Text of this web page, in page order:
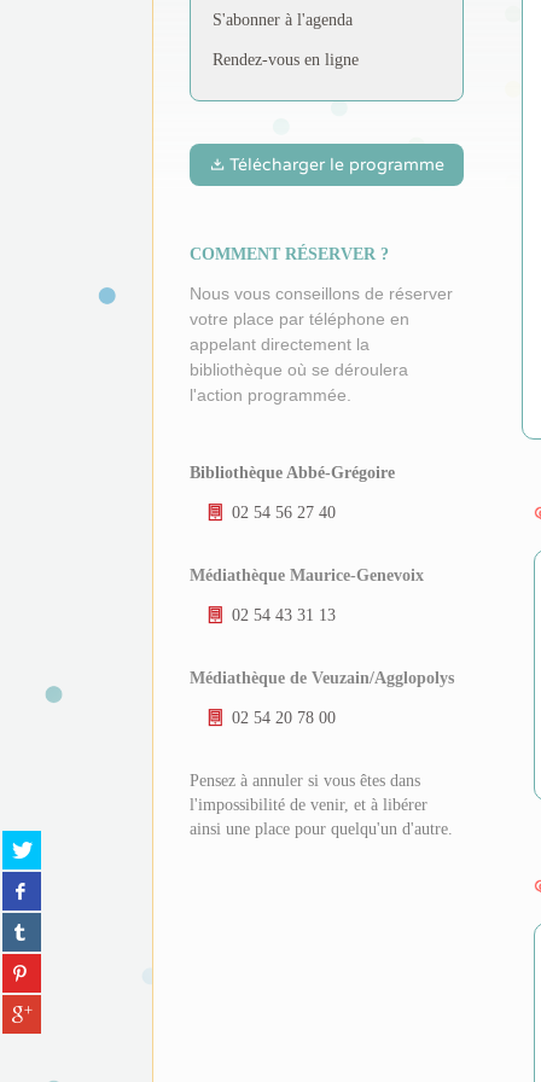
Partager
sur
twitter
(Nouvelle
fenêtre)
Partager
sur
facebook
(Nouvelle
fenêtre)
Partager
sur
tumblr
(Nouvelle
fenêtre)
Partager
sur
pinterest
(Nouvelle
Partager
sur
S'abonner à l'agenda
Rendez-vous en ligne
Télécharger le programme
COMMENT RÉSERVER ?
Nous vous conseillons de réserver
votre place par téléphone en
appelant directement la
bibliothèque où se déroulera
l'action programmée.
Bibliothèque Abbé-Grégoire
02 54 56 27 40
Médiathèque Maurice-Genevoix
02 54 43 31 13
Médiathèque de Veuzain/Agglopolys
02 54 20 78 00
Pensez à annuler si vous êtes dans
l'impossibilité de venir, et à libérer
ainsi une place pour quelqu'un d'autre.